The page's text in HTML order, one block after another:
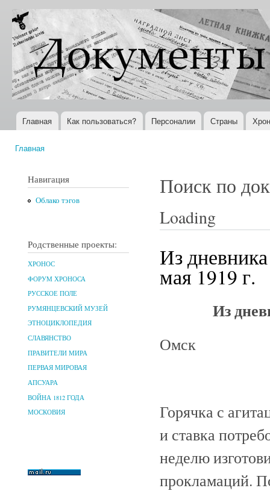
Документы
XX века
Всемирная
история в
Интернете
Главное меню
Главная Как пользоваться? Персоналии Страны
Главная
Навигация
Облако тэгов
Родственные проекты:
ХРОНОС
ФОРУМ ХРОНОСА
РУССКОЕ ПОЛЕ
РУМЯНЦЕВСКИЙ МУЗЕЙ
ЭТНОЦИКЛОПЕДИЯ
СЛАВЯНСТВО
ПРАВИТЕЛИ МИРА
ПЕРВАЯ МИРОВАЯ
АПСУАРА
ВОЙНА 1812 ГОДА
МОСКОВИЯ
Поиск по
Loading
Из
мая 1919 г.
Из
Омск
Горячка с
и ставка
неделю
прокламаций.